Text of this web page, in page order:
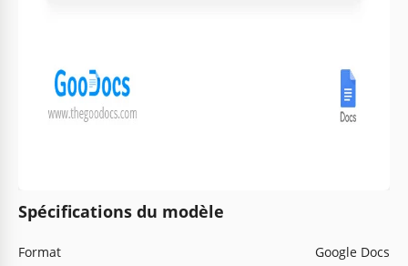
Spécifications du modèle
Format
Google Docs